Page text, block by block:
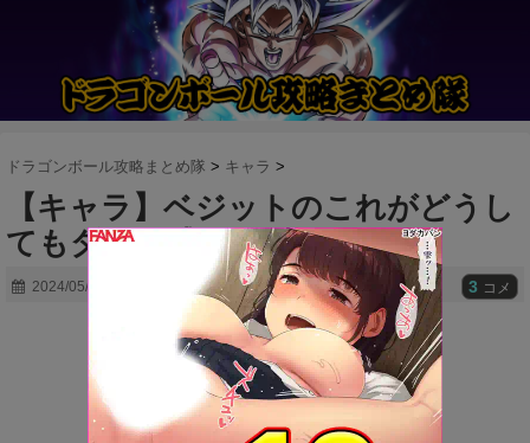
ドラゴンボール攻略まとめ隊 > キャラ >
【キャラ】ベジットのこれがどうし
てもダサく感じる
2024/05/31 3 コメ